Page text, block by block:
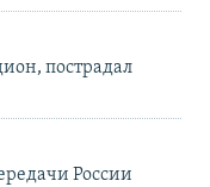
пострадал
России